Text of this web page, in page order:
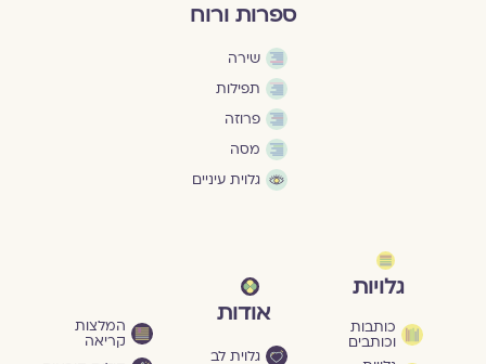
ספרות ורוח
שירה
תפילות
פרוזה
מסה
גלוית עיניים
גלויות
כותבות
וכותבים
אודות
גלוית לב
המלצות
קריאה